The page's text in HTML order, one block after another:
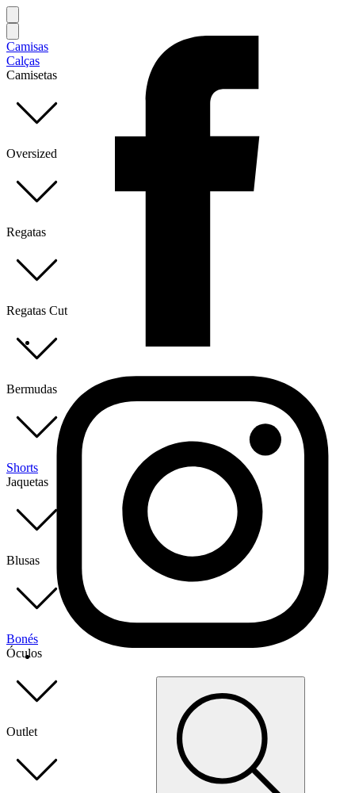
Camisas
Calças
Camisetas
Oversized
Regatas
Regatas Cut
Bermudas
Shorts
Jaquetas
Blusas
Bonés
Óculos
Outlet